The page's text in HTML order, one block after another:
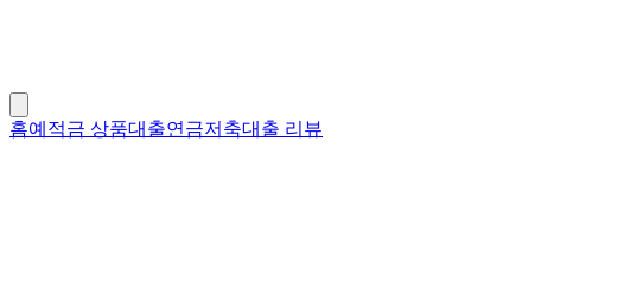
홈예적금 상품대출연금저축대출 리뷰